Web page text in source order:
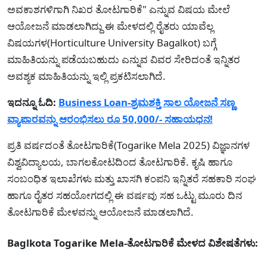
ಅವಕಾಶಗಳಿಗಾಗಿ ನಿಖರ ತೋಟಗಾರಿಕೆ" ಎನ್ನುವ ವಿಷಯ ಮೇಲೆ
ಆಯೋಜನೆ ಮಾಡಲಾಗಿದ್ದು ಈ ಮೇಳದಲ್ಲಿ ರೈತರು ಯಾವೆಲ್ಲ
ವಿಷಯಗಳ(Horticulture University Bagalkot) ಬಗ್ಗೆ
ಮಾಹಿತಿಯನ್ನು ಪಡೆಯಬಹುದು ಎನ್ನುವ ವಿವರ ಸೇರಿದಂತೆ ಇನ್ನಿತರ
ಅವಶ್ಯಕ ಮಾಹಿತಿಯನ್ನು ಇಲ್ಲಿ ಪ್ರಕಟಿಸಲಾಗಿದೆ.
ಇದನ್ನೂ ಓದಿ: Business Loan-ಶ್ರಮಶಕ್ತಿ ಸಾಲ ಯೋಜನೆ ಸಣ್ಣ
ವ್ಯಾಪಾರವನ್ನು ಆರಂಭಿಸಲು ರೂ 50,000/- ಸಹಾಯಧನ!
ಪ್ರತಿ ವರ್ಷದಂತೆ ತೋಟಗಾರಿಕೆ(Togarike Mela 2025) ವಿಜ್ಞಾನಗಳ
ವಿಶ್ವವಿದ್ಯಾಲಯ, ಬಾಗಲಕೋಟದಿಂದ ತೋಟಗಾರಿಕೆ. ಕೃಷಿ ಹಾಗೂ
ಸಂಬಂಧಿತ ಇಲಾಖೆಗಳು ಮತ್ತು ಖಾಸಗಿ ಕಂಪನಿ ಇನ್ನಿತರೆ ಸಹಕಾರಿ ಸಂಘ
ಹಾಗೂ ರೈತರ ಸಹಯೋಗದಲ್ಲಿ ಈ ವರ್ಷವು ಸಹ ಒಟ್ಟು ಮೂರು ದಿನ
ತೋಟಗಾರಿಕೆ ಮೇಳವನ್ನು ಆಯೋಜನೆ ಮಾಡಲಾಗಿದೆ.
Baglkota Togarike Mela-ತೋಟಗಾರಿಕೆ ಮೇಳದ ವಿಶೇಷತೆಗಳು: